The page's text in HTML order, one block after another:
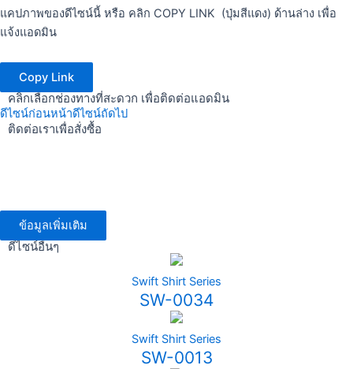
แคปภาพของดีไซน์นี้ หรือ คลิก COPY LINK (ปุ่มสีแดง) ด้านล่าง เพื่อ
แจ้งแอดมิน
Copy Link
คลิกเลือกช่องทางที่สะดวก เพื่อติดต่อแอดมิน
ดีไซน์ก่อนหน้าดีไซน์ถัดไป
ติดต่อเราเพื่อสั่งซื้อ
ข้อมูลเพิ่มเติม
ดีไซน์อื่นๆ
Swift Shirt Series
SW-0034
Swift Shirt Series
SW-0013